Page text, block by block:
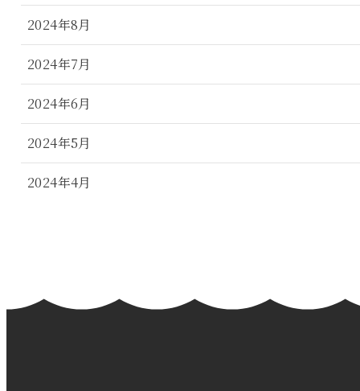
2024年8月
2024年7月
2024年6月
2024年5月
2024年4月
2024年1月